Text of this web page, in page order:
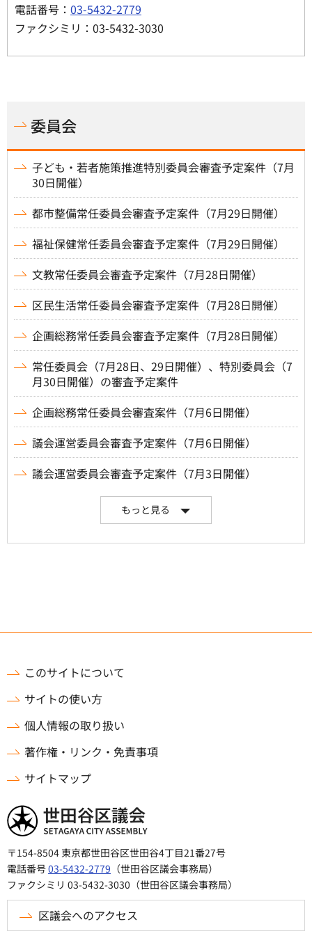
電話番号： 03-5432-2779
ファクシミリ：03-5432-3030
委員会
子ども・若者施策推進特別委員会審査予定案件（7月
30日開催）
都市整備常任委員会審査予定案件（7月29日開催）
福祉保健常任委員会審査予定案件（7月29日開催）
文教常任委員会審査予定案件（7月28日開催）
区民生活常任委員会審査予定案件（7月28日開催）
企画総務常任委員会審査予定案件（7月28日開催）
常任委員会（7月28日、29日開催）、特別委員会（7
月30日開催）の審査予定案件
企画総務常任委員会審査案件（7月6日開催）
議会運営委員会審査予定案件（7月6日開催）
議会運営委員会審査予定案件（7月3日開催）
もっと見る
このサイトについて
サイトの使い方
個人情報の取り扱い
著作権・リンク・免責事項
サイトマップ
世田谷区議会
〒154-8504 東京都世田谷区世田谷4丁目21番27号
電話番号03-5432-2779 （世田谷区議会事務局）
ファクシミリ 03-5432-3030（世田谷区議会事務局）
区議会へのアクセス